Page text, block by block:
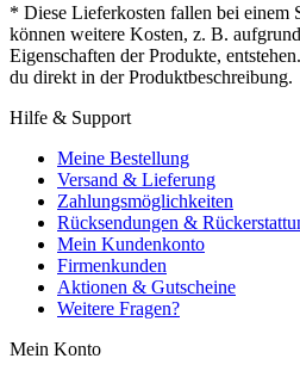
* Diese Lieferkosten fallen bei einem
können weitere Kosten, z. B.
Eigenschaften der Produkte,
du direkt in der Produktbeschreibung.
Hilfe & Support
Meine Bestellung
Versand & Lieferung
Zahlungsmöglichkeiten
Rücksendungen &
Mein Kundenkonto
Firmenkunden
Aktionen & Gutscheine
Weitere Fragen?
Mein Konto